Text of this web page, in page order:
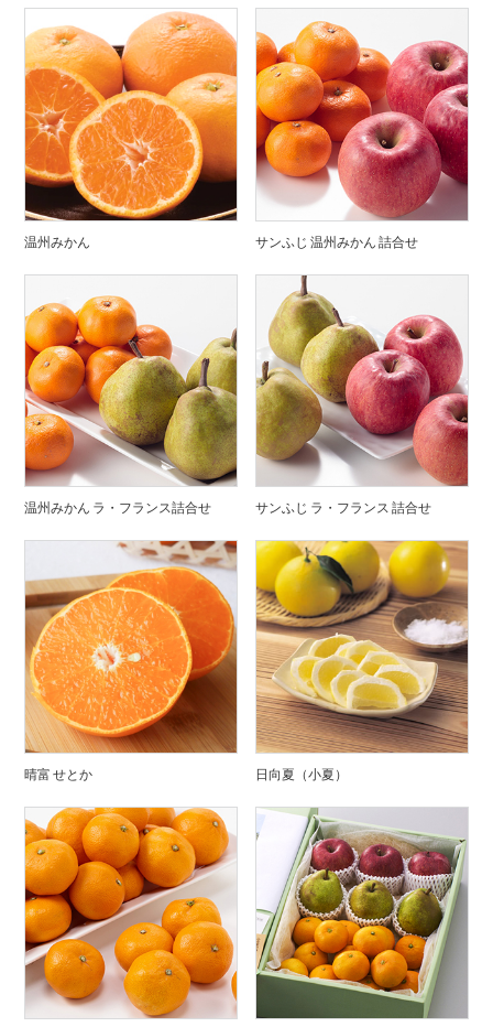
温州みかん サンふじ 温州みかん 詰合せ
温州みかん ラ・フランス詰合せ サンふじ ラ・フランス 詰合せ
晴富 せとか 日向夏（小夏）